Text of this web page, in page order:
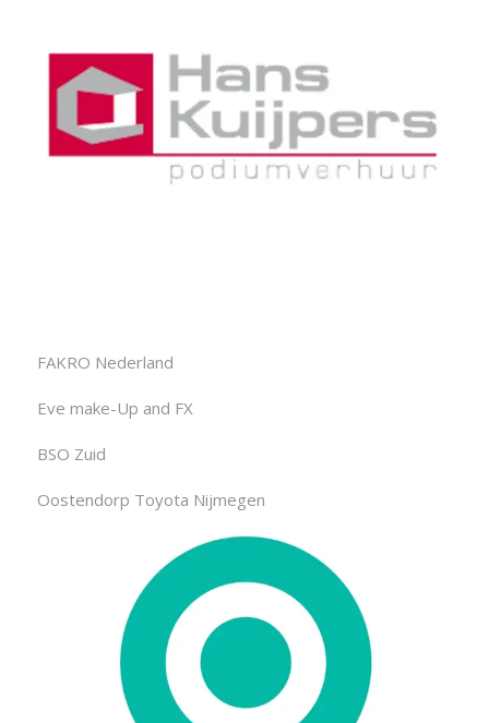
FAKRO Nederland
Eve make-Up and FX
BSO Zuid
Oostendorp Toyota Nijmegen